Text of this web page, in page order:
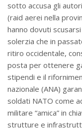
sotto accusa gli
(raid aerei nella
hanno dovuti
solerzia che in
ritiro occidentale,
posta per ottenere
stipendi e il
nazionale (ANA)
soldati NATO come
militare “amica” in
strutture e